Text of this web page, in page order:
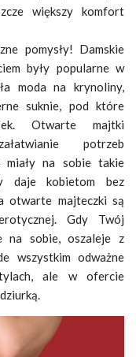
większy komfort
pomysły! Damskie
były popularne w
moda na krynoliny,
suknie, pod które
Otwarte majtki
potrzeb
miały na sobie takie
daje kobietom bez
otwarte majteczki są
Gdy Twój
na sobie, oszaleje z
wszystkim odważne
ale w ofercie